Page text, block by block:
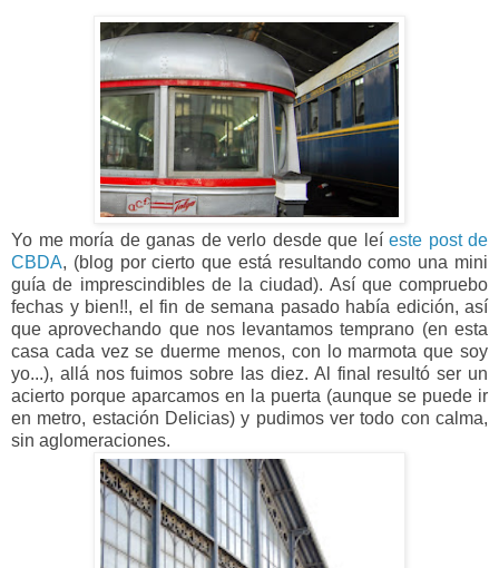
Yo me moría de ganas de verlo desde que leí este post de
CBDA, (blog por cierto que está resultando como una mini
guía de imprescindibles de la ciudad). Así que compruebo
fechas y bien!!, el fin de semana pasado había edición, así
que aprovechando que nos levantamos temprano (en esta
casa cada vez se duerme menos, con lo marmota que soy
yo...), allá nos fuimos sobre las diez. Al final resultó ser un
acierto porque aparcamos en la puerta (aunque se puede ir
en metro, estación Delicias) y pudimos ver todo con calma,
sin aglomeraciones.